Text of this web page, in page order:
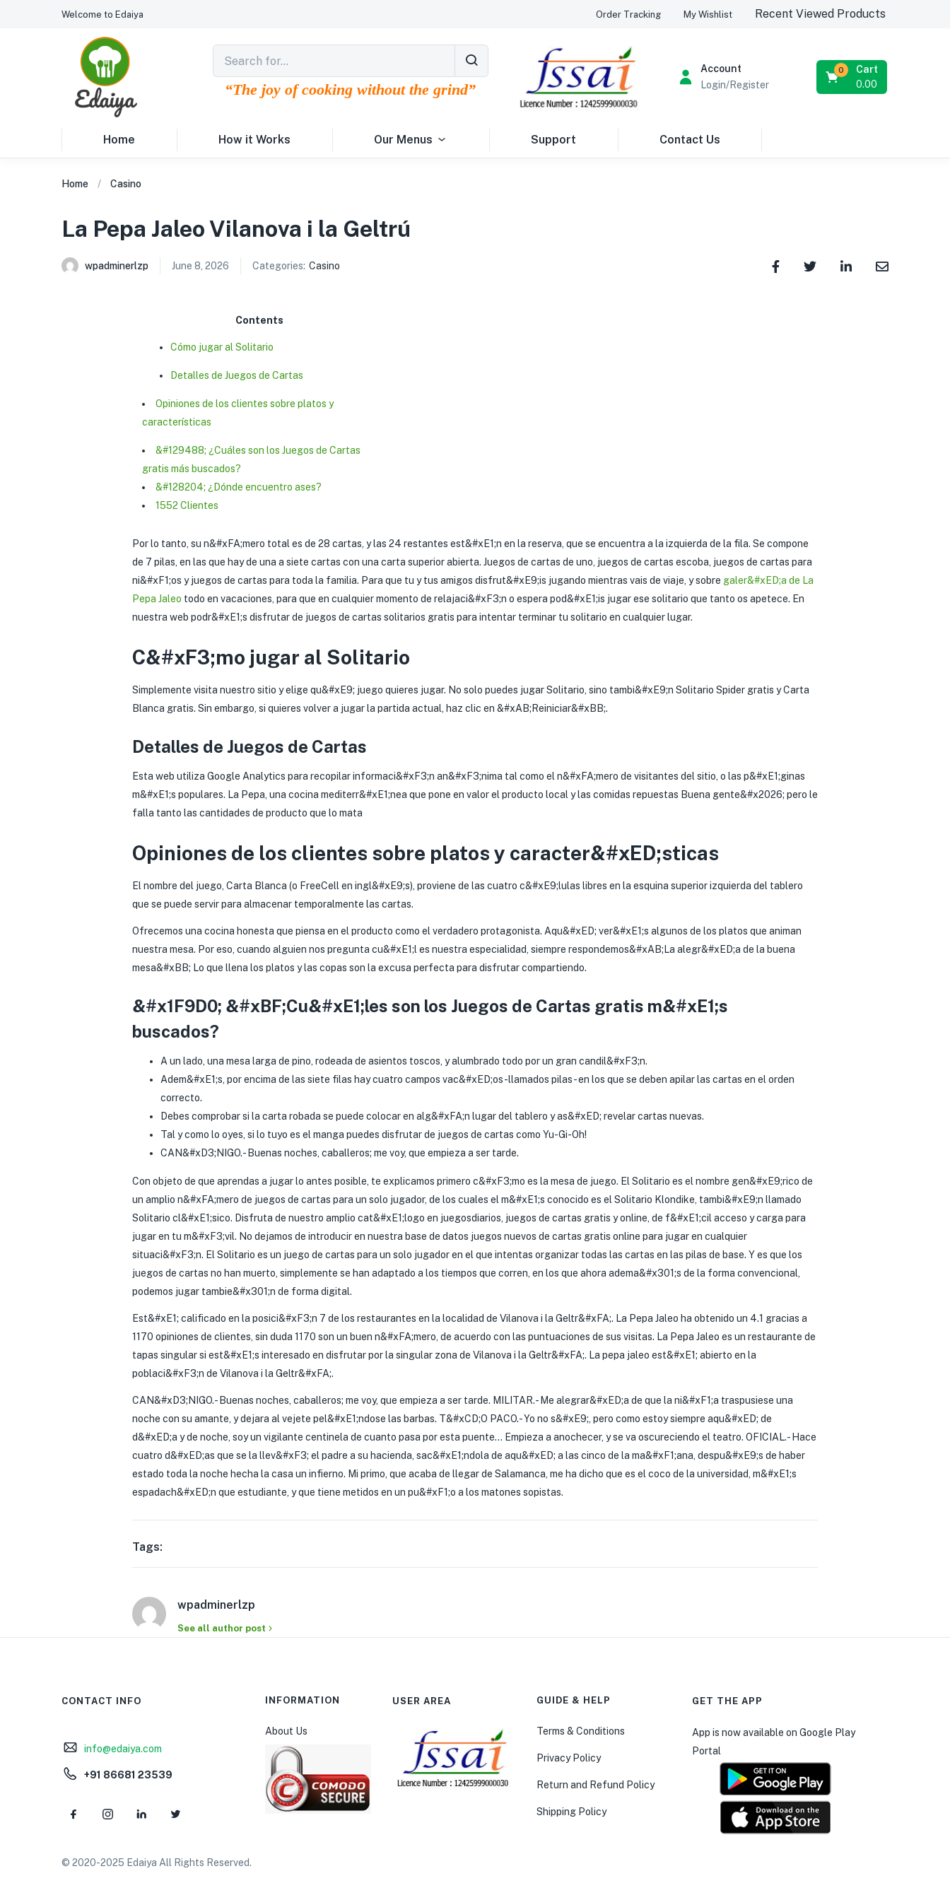
Welcome to Edaiya Order Tracking My Wishlist Recent Viewed Products
“The joy of cooking without the grind”
Account
Login/Register
Cart
0
0.00
Home How it Works Our Menus Support Contact Us
Home Casino
La Pepa Jaleo Vilanova i la Geltrú
wpadminerlzp June 8, 2026 Categories: Casino
Contents
Cómo jugar al Solitario
Detalles de Juegos de Cartas
Opiniones de los clientes sobre platos y
características
&#129488; ¿Cuáles son los Juegos de Cartas
gratis más buscados?
&#128204; ¿Dónde encuentro ases?
1552 Clientes
Por lo tanto, su n&#xFA;mero total es de 28 cartas, y las 24 restantes est&#xE1;n en la reserva, que se encuentra a la izquierda de la fila. Se compone
de 7 pilas, en las que hay de una a siete cartas con una carta superior abierta. Juegos de cartas de uno, juegos de cartas escoba, juegos de cartas para
ni&#xF1;os y juegos de cartas para toda la familia. Para que tu y tus amigos disfrut&#xE9;is jugando mientras vais de viaje, y sobre galer&#xED;a de La
Pepa Jaleo todo en vacaciones, para que en cualquier momento de relajaci&#xF3;n o espera pod&#xE1;is jugar ese solitario que tanto os apetece. En
nuestra web podr&#xE1;s disfrutar de juegos de cartas solitarios gratis para intentar terminar tu solitario en cualquier lugar.
C&#xF3;mo jugar al Solitario
Simplemente visita nuestro sitio y elige qu&#xE9; juego quieres jugar. No solo puedes jugar Solitario, sino tambi&#xE9;n Solitario Spider gratis y Carta
Blanca gratis. Sin embargo, si quieres volver a jugar la partida actual, haz clic en &#xAB;Reiniciar&#xBB;.
Detalles de Juegos de Cartas
Esta web utiliza Google Analytics para recopilar informaci&#xF3;n an&#xF3;nima tal como el n&#xFA;mero de visitantes del sitio, o las p&#xE1;ginas
m&#xE1;s populares. La Pepa, una cocina mediterr&#xE1;nea que pone en valor el producto local y las comidas repuestas Buena gente&#x2026; pero le
falla tanto las cantidades de producto que lo mata
Opiniones de los clientes sobre platos y caracter&#xED;sticas
El nombre del juego, Carta Blanca (o FreeCell en ingl&#xE9;s), proviene de las cuatro c&#xE9;lulas libres en la esquina superior izquierda del tablero
que se puede servir para almacenar temporalmente las cartas.
Ofrecemos una cocina honesta que piensa en el producto como el verdadero protagonista. Aqu&#xED; ver&#xE1;s algunos de los platos que animan
nuestra mesa. Por eso, cuando alguien nos pregunta cu&#xE1;l es nuestra especialidad, siempre respondemos&#xAB;La alegr&#xED;a de la buena
mesa&#xBB; Lo que llena los platos y las copas son la excusa perfecta para disfrutar compartiendo.
&#x1F9D0; &#xBF;Cu&#xE1;les son los Juegos de Cartas gratis m&#xE1;s
buscados?
A un lado, una mesa larga de pino, rodeada de asientos toscos, y alumbrado todo por un gran candil&#xF3;n.
Adem&#xE1;s, por encima de las siete filas hay cuatro campos vac&#xED;os -llamados pilas- en los que se deben apilar las cartas en el orden
correcto.
Debes comprobar si la carta robada se puede colocar en alg&#xFA;n lugar del tablero y as&#xED; revelar cartas nuevas.
Tal y como lo oyes, si lo tuyo es el manga puedes disfrutar de juegos de cartas como Yu-Gi-Oh!
CAN&#xD3;NIGO.- Buenas noches, caballeros; me voy, que empieza a ser tarde.
Con objeto de que aprendas a jugar lo antes posible, te explicamos primero c&#xF3;mo es la mesa de juego. El Solitario es el nombre gen&#xE9;rico de
un amplio n&#xFA;mero de juegos de cartas para un solo jugador, de los cuales el m&#xE1;s conocido es el Solitario Klondike, tambi&#xE9;n llamado
Solitario cl&#xE1;sico. Disfruta de nuestro amplio cat&#xE1;logo en juegosdiarios, juegos de cartas gratis y online, de f&#xE1;cil acceso y carga para
jugar en tu m&#xF3;vil. No dejamos de introducir en nuestra base de datos juegos nuevos de cartas gratis online para jugar en cualquier
situaci&#xF3;n. El Solitario es un juego de cartas para un solo jugador en el que intentas organizar todas las cartas en las pilas de base. Y es que los
juegos de cartas no han muerto, simplemente se han adaptado a los tiempos que corren, en los que ahora adema&#x301;s de la forma convencional,
podemos jugar tambie&#x301;n de forma digital.
Est&#xE1; calificado en la posici&#xF3;n 7 de los restaurantes en la localidad de Vilanova i la Geltr&#xFA;. La Pepa Jaleo ha obtenido un 4.1 gracias a
1170 opiniones de clientes, sin duda 1170 son un buen n&#xFA;mero, de acuerdo con las puntuaciones de sus visitas. La Pepa Jaleo es un restaurante de
tapas singular si est&#xE1;s interesado en disfrutar por la singular zona de Vilanova i la Geltr&#xFA;. La pepa jaleo est&#xE1; abierto en la
poblaci&#xF3;n de Vilanova i la Geltr&#xFA;.
CAN&#xD3;NIGO.- Buenas noches, caballeros; me voy, que empieza a ser tarde. MILITAR.- Me alegrar&#xED;a de que la ni&#xF1;a traspusiese una
noche con su amante, y dejara al vejete pel&#xE1;ndose las barbas. T&#xCD;O PACO.- Yo no s&#xE9;, pero como estoy siempre aqu&#xED; de
d&#xED;a y de noche, soy un vigilante centinela de cuanto pasa por esta puente… Empieza a anochecer, y se va oscureciendo el teatro. OFICIAL.- Hace
cuatro d&#xED;as que se la llev&#xF3; el padre a su hacienda, sac&#xE1;ndola de aqu&#xED; a las cinco de la ma&#xF1;ana, despu&#xE9;s de haber
estado toda la noche hecha la casa un infierno. Mi primo, que acaba de llegar de Salamanca, me ha dicho que es el coco de la universidad, m&#xE1;s
espadach&#xED;n que estudiante, y que tiene metidos en un pu&#xF1;o a los matones sopistas.
Tags:
wpadminerlzp
See all author post
CONTACT INFO
info@edaiya.com
+91 86681 23539
INFORMATION
About Us
USER AREA GUIDE & HELP
Terms & Conditions
Privacy Policy
Return and Refund Policy
Shipping Policy
GET THE APP
App is now available on Google Play
Portal
© 2020-2025 Edaiya All Rights Reserved.